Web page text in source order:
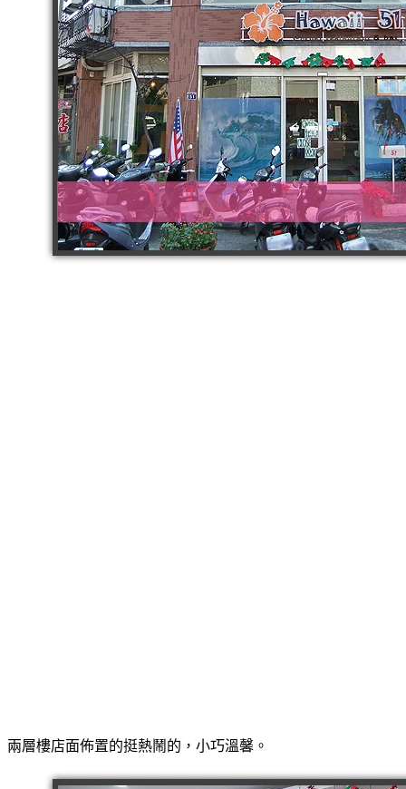
兩層樓店面佈置的挺熱鬧的，小巧溫馨。